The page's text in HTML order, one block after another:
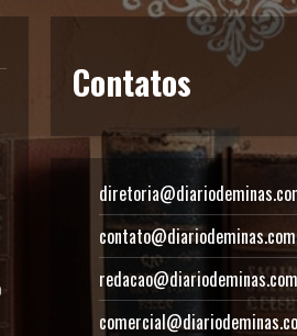
Contatos